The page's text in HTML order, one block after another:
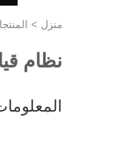
منزل >
نظام